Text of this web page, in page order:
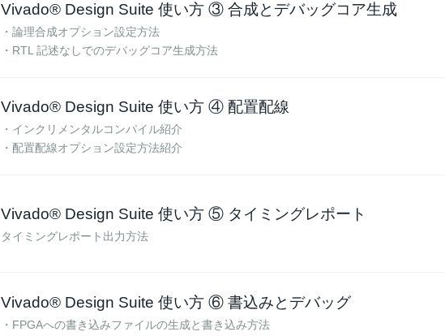
Vivado® Design Suite 使い方 ③ 合成とデバッグコア生成
・論理合成オプション設定方法
・RTL 記述なしでのデバッグコア生成方法
Vivado® Design Suite 使い方 ④ 配置配線
・インクリメンタルコンパイル紹介
・配置配線オプション設定方法紹介
Vivado® Design Suite 使い方 ⑤ タイミングレポート
タイミングレポート出力方法
Vivado® Design Suite 使い方 ⑥ 書込みとデバッグ
・FPGAへの書き込みファイルの生成と書き込み方法